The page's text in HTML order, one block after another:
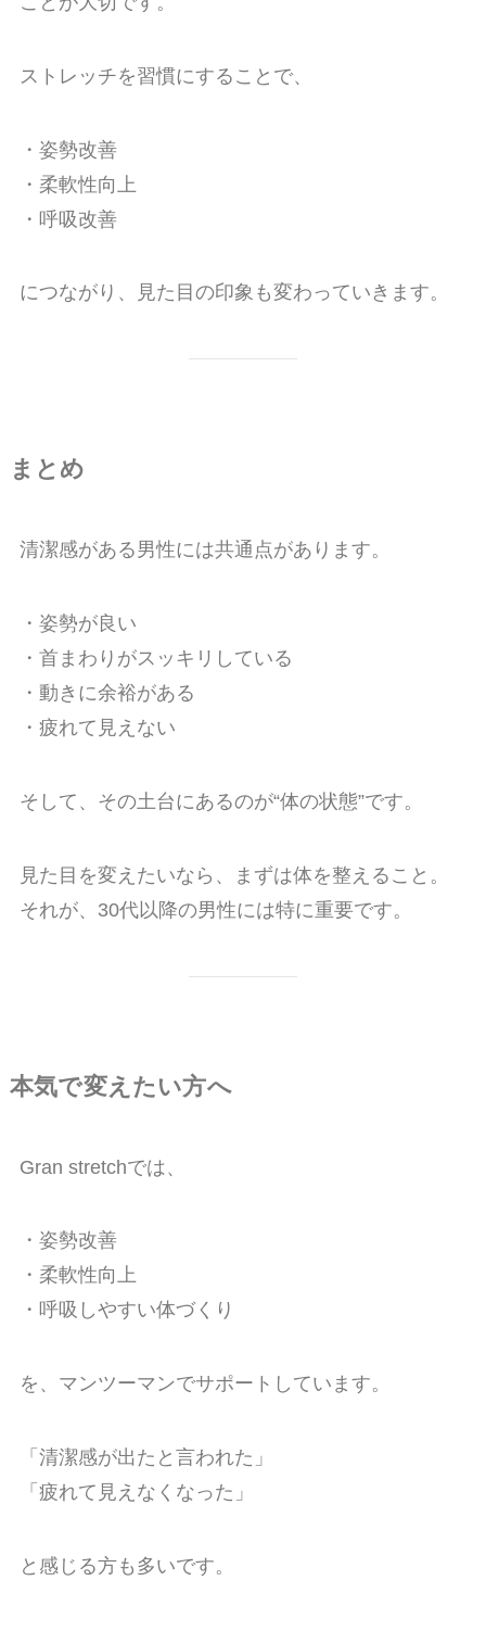
ストレッチを習慣にすることで、
・姿勢改善
・柔軟性向上
・呼吸改善
につながり、見た目の印象も変わっていきます。
まとめ
清潔感がある男性には共通点があります。
・姿勢が良い
・首まわりがスッキリしている
・動きに余裕がある
・疲れて見えない
そして、その土台にあるのが“体の状態”です。
見た目を変えたいなら、まずは体を整えること。
それが、30代以降の男性には特に重要です。
本気で変えたい方へ
Gran stretchでは、
・姿勢改善
・柔軟性向上
・呼吸しやすい体づくり
を、マンツーマンでサポートしています。
「清潔感が出たと言われた」
「疲れて見えなくなった」
と感じる方も多いです。